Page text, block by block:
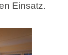
Einsatz.